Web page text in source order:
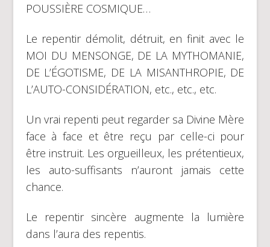
POUSSIÈRE COSMIQUE…
Le repentir démolit, détruit, en finit avec le
MOI DU MENSONGE, DE LA MYTHOMANIE,
DE L’ÉGOTISME, DE LA MISANTHROPIE, DE
L’AUTO-CONSIDÉRATION, etc., etc., etc.
Un vrai repenti peut regarder sa Divine Mère
face à face et être reçu par celle-ci pour
être instruit. Les orgueilleux, les prétentieux,
les auto-suffisants n’auront jamais cette
chance.
Le repentir sincère augmente la lumière
dans l’aura des repentis.